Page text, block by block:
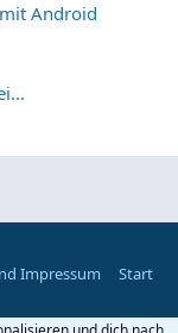
Android
Impressum Start